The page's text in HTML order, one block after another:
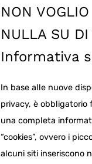
NON
NULLA SU
Informativa
In base alle nuove
privacy, è obbligatorio
una completa
“cookies”, ovvero i
alcuni siti inseriscono